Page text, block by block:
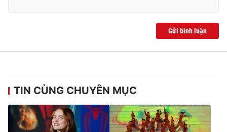
Gửi bình luận
TIN CÙNG CHUYÊN MỤC